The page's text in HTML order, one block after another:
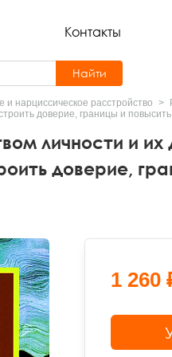
Контакты
Найти
и нарциссическое расстройство
доверие, границы и
личности и их
доверие,
1 260